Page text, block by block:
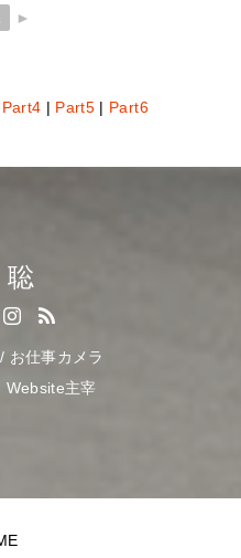
►
Part4 | Part5 | Part6
お仕事カメラ
主宰